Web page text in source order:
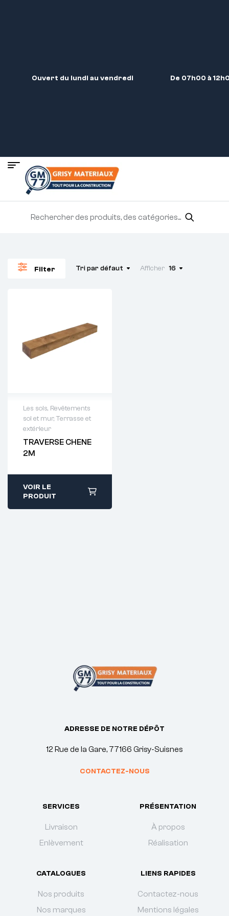
Ouvert du lundi au vendredi De 07h00 à
Filter Tri par défaut Afficher 16
Les sols, Revêtements
sol et mur,Terrasse et
extérieur
TRAVERSE CHENE
2M
Demande de
93 38
VOIR LE
PRODUIT
ADRESSE DE NOTRE DÉPÔT
12 Rue de la Gare, 77166 Grisy-Suisnes
CONTACTEZ-NOUS
SERVICES
Livraison
Enlèvement
PRÉSENTATION
À propos
Réalisation
CATALOGUES
Nos produits
Nos marques
LIENS RAPIDES
Contactez-nous
Mentions légales